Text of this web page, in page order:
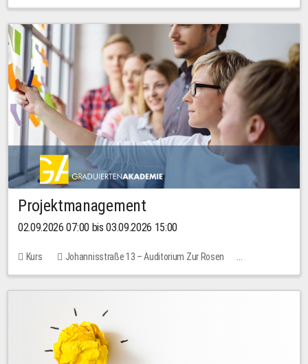
Projektmanagement
02.09.2026 07:00 bis 03.09.2026 15:00
Kurs
Johannisstraße 13 – Auditorium Zur Rosen
Keine freien Plätze
30,00 EUR